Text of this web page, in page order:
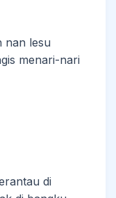
nan lesu
menari-nari
di